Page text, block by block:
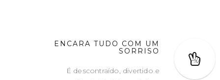
ENCARA TUDO COM UM
SORRISO
É descontraído, divertido e